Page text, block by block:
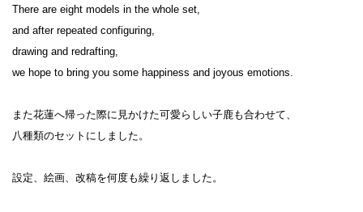
There are eight models in the whole set,
and after repeated configuring,
drawing and redrafting,
we hope to bring you some happiness and joyous emotions.
また花蓮へ帰った際に見かけた可愛らしい子鹿も合わせて、
八種類のセットにしました。
設定、絵画、改稿を何度も繰り返しました。